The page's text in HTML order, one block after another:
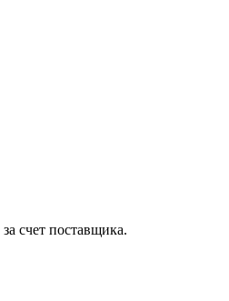
счет поставщика.